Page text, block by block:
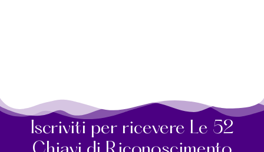
Iscriviti per ricevere Le 52